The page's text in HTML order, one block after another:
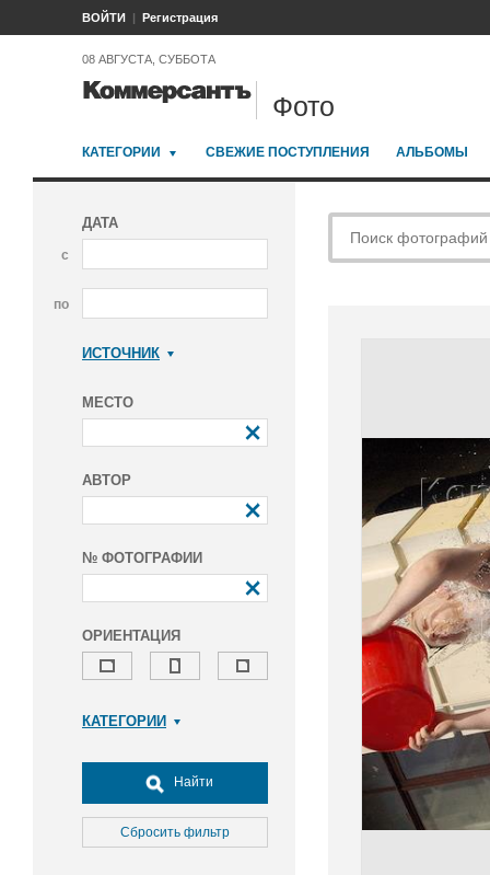
ВОЙТИ Регистрация
08 АВГУСТА, СУББОТА
Фото
КАТЕГОРИИ СВЕЖИЕ ПОСТУПЛЕНИЯ АЛЬБОМЫ
ДАТА
с
по
ИСТОЧНИК
МЕСТО
АВТОР
№ ФОТОГРАФИИ
ОРИЕНТАЦИЯ
КАТЕГОРИИ
Досуг, туризм и отдых
Культура
Медицина
Найти
Сбросить фильтр